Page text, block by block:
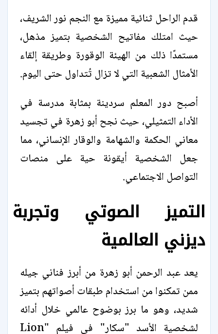
قدم الراحل ثنائية مميزة مع النجم نور الشريف،
حيث امتلك مفاتيح الشخصية بتميز مذهل،
مستمدًا ذلك من الهيئة الوقورة وطريقة إلقاء
الأمثال الشعبية التي لا تزال تُتداول حتى اليوم.
أصبح دور المعلم سردينة بمثابة مدرسة في
الأداء التمثيلي، حيث نجح أبو زهرة في تجسيد
معاني الحكمة والشهامة والوقار الإنساني، مما
جعل الشخصية أيقونة حية على منصات
التواصل الاجتماعي.
التميز الصوتي وتجربة
ديزني العالمية
يعد عبد الرحمن أبو زهرة من أبرز فناني جيله
ممن تمكنوا من استخدام طبقات أصواتهم بتميز
شديد، وهو ما برز بوضوح عالمي خلال أدائه
لشخصية الأسد "سكار" في فيلم "Lion